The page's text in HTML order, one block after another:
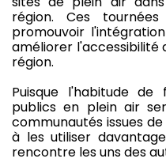
région. Ces
promouvoir
améliorer l'accessibilité
région.
Puisque l'habitude de
publics en plein air
communautés issues
à les utiliser
rencontre les uns des